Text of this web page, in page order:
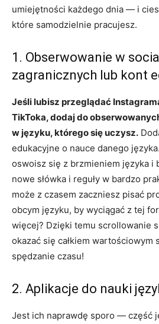
umiejętności każdego dnia — i
które samodzielnie pracujesz.
1. Obserwowanie w
zagranicznych lub kont
Jeśli lubisz przeglądać
TikToka, dodaj do
w języku, którego się uczysz.
edukacyjne o nauce danego
oswoisz się z brzmieniem języka i
nowe słówka i reguły w bardzo
może z czasem zaczniesz pisać
obcym języku, by wyciągać z tej
więcej? Dzięki temu scrollowanie
okazać się całkiem wartościowym
spędzanie czasu!
2. Aplikacje do nauki
Jest ich naprawdę sporo — część